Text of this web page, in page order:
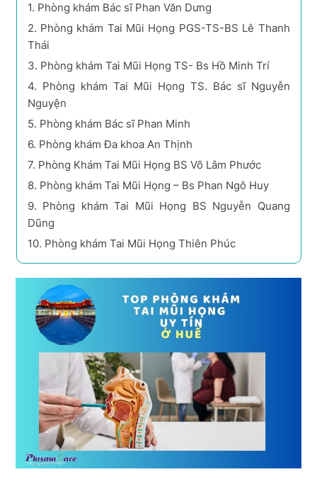
1. Phòng khám Bác sĩ Phan Văn Dưng
2. Phòng khám Tai Mũi Họng PGS-TS-BS Lê Thanh
Thái
3. Phòng khám Tai Mũi Họng TS- Bs Hồ Minh Trí
4. Phòng khám Tai Mũi Họng TS. Bác sĩ Nguyễn
Nguyện
5. Phòng khám Bác sĩ Phan Minh
6. Phòng khám Đa khoa An Thịnh
7. Phòng Khám Tai Mũi Họng BS Võ Lâm Phước
8. Phòng khám Tai Mũi Họng – Bs Phan Ngô Huy
9. Phòng khám Tai Mũi Họng BS Nguyễn Quang
Dũng
10. Phòng khám Tai Mũi Họng Thiên Phúc